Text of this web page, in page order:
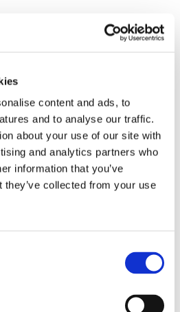
content and ads, to
and to analyse our traffic.
about your use of our site with
and analytics partners who
information that you’ve
they’ve collected from your use